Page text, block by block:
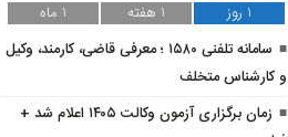
1 روز 1 هفته 1 ماه
سامانه تلفنی ۱۵۸۰ ؛ معرفی قاضی، کارمند، وکیل
و کارشناس متخلف
زمان برگزاری آزمون وکالت ۱۴۰۵ اعلام شد +